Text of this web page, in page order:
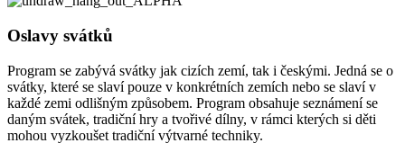
Oslavy svátků
Program se zabývá svátky jak cizích zemí, tak i českými. Jedná se o
svátky, které se slaví pouze v konkrétních zemích nebo se slaví v
každé zemi odlišným způsobem. Program obsahuje seznámení se
daným svátek, tradiční hry a tvořivé dílny, v rámci kterých si děti
mohou vyzkoušet tradiční výtvarné techniky.